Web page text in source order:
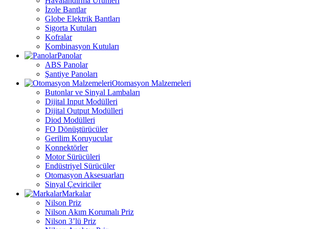
İzole Bantlar
Globe Elektrik Bantları
Sigorta Kutuları
Kofralar
Kombinasyon Kutuları
Panolar
ABS Panolar
Şantiye Panoları
Otomasyon Malzemeleri
Butonlar ve Sinyal Lambaları
Dijital Input Modülleri
Dijital Output Modülleri
Diod Modülleri
FO Dönüştürücüler
Gerilim Koruyucular
Konnektörler
Motor Sürücüleri
Endüstriyel Sürücüler
Otomasyon Aksesuarları
Sinyal Çeviriciler
Markalar
Nilson Priz
Nilson Akım Korumalı Priz
Nilson 3’lü Priz